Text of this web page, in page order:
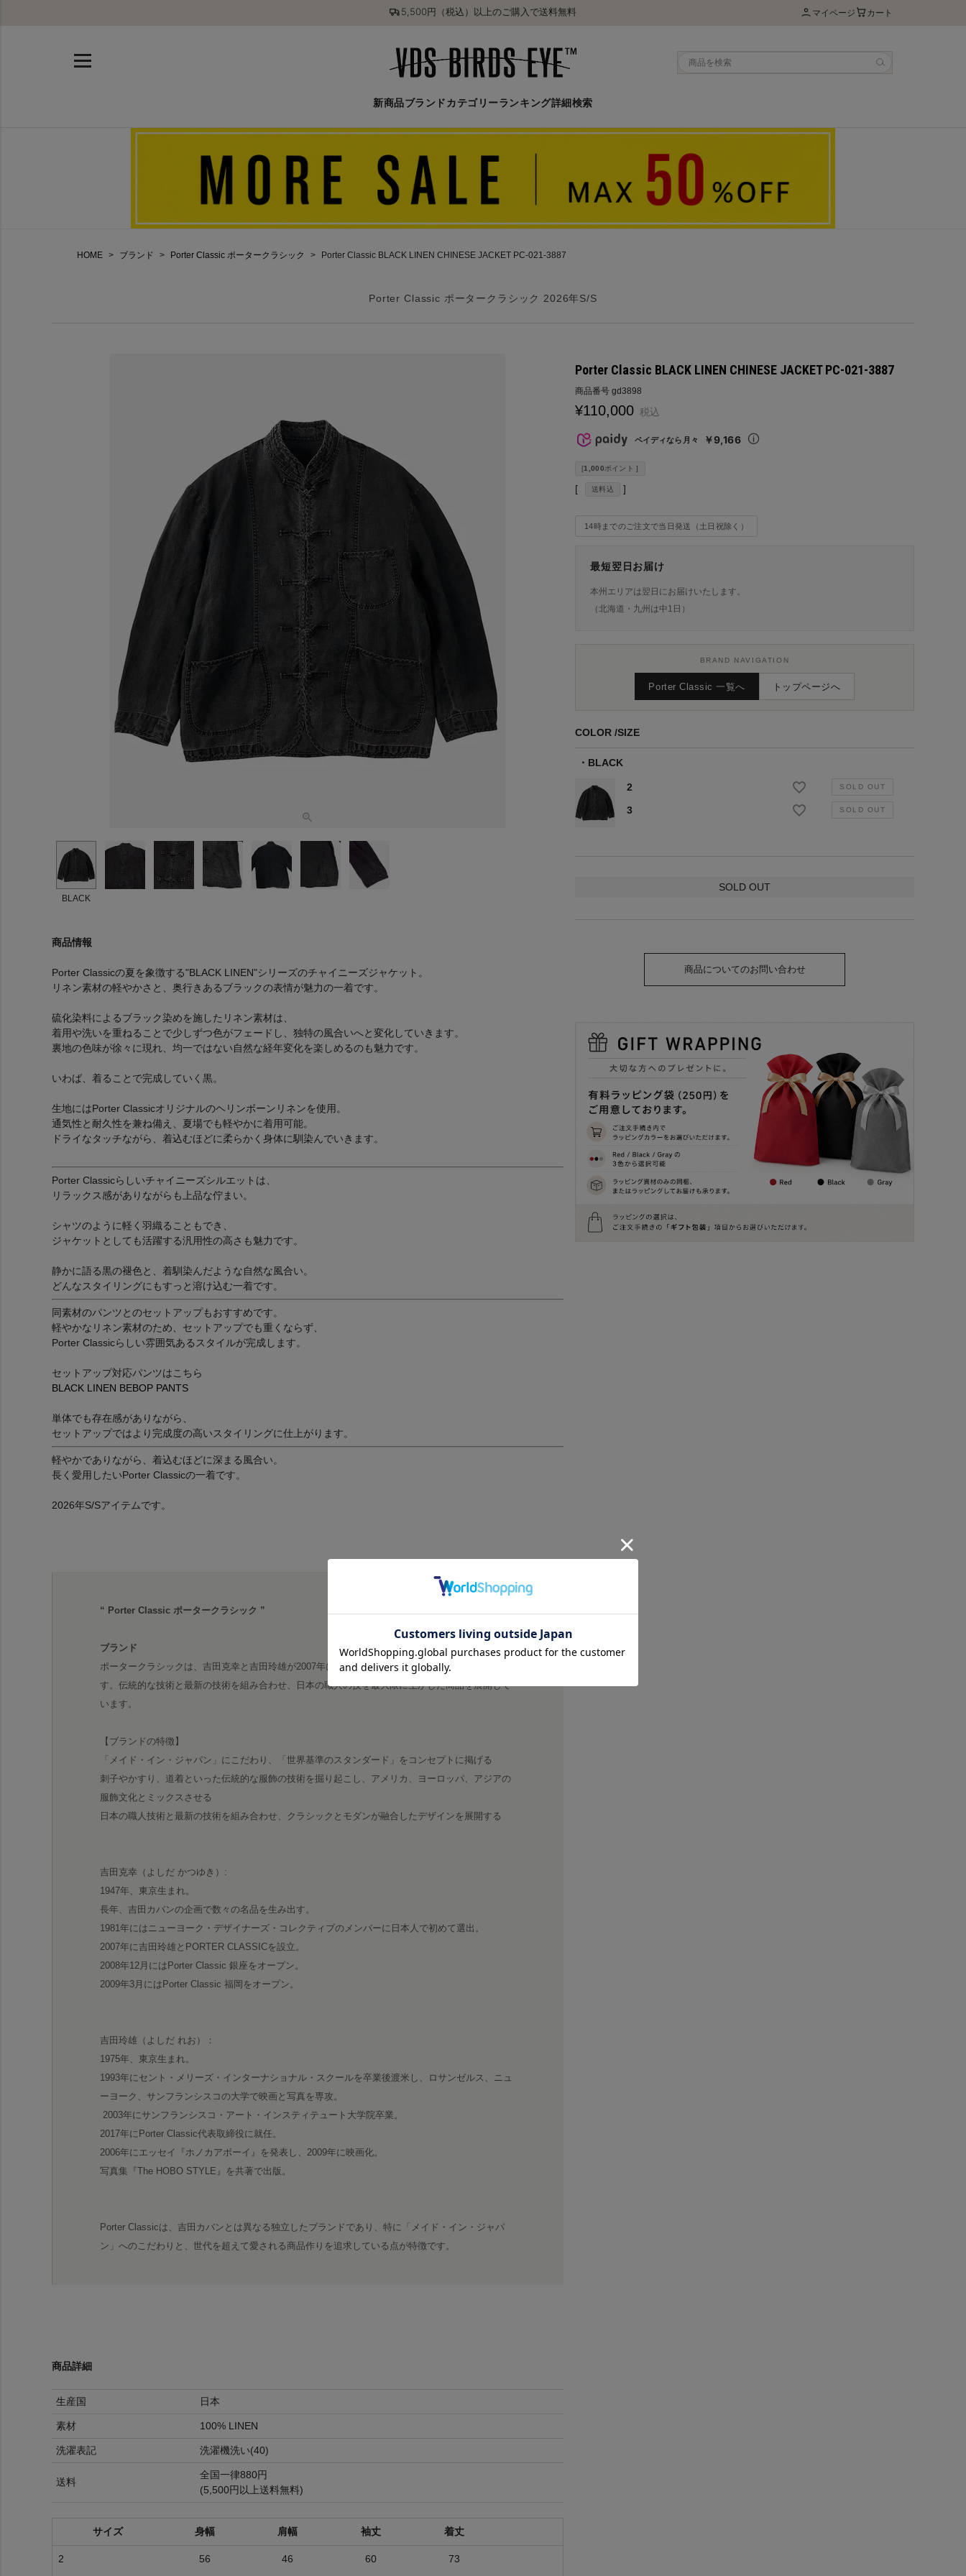
5,500円（税込）以上のご購入で送料無料 マイページ カート
新商品ブランド カテゴリーランキング詳細検索
HOME ブランド Porter Classic ポータークラシック Porter Classic BLACK LINEN CHINESE JACKET PC-021-3887
Porter Classic ポータークラシック 2026年S/S
BLACK
商品情報
Porter Classicの夏を象徴する"BLACK LINEN"シリーズのチャイニーズジャケット。
リネン素材の軽やかさと、奥行きあるブラックの表情が魅力の一着です。
硫化染料によるブラック染めを施したリネン素材は、
着用や洗いを重ねることで少しずつ色がフェードし、独特の風合いへと変化していきます。
裏地の色味が徐々に現れ、均一ではない自然な経年変化を楽しめるのも魅力です。
いわば、着ることで完成していく黒。
生地にはPorter Classicオリジナルのヘリンボーンリネンを使用。
通気性と耐久性を兼ね備え、夏場でも軽やかに着用可能。
ドライなタッチながら、着込むほどに柔らかく身体に馴染んでいきます。
Porter Classicらしいチャイニーズシルエットは、
リラックス感がありながらも上品な佇まい。
シャツのように軽く羽織ることもでき、
ジャケットとしても活躍する汎用性の高さも魅力です。
静かに語る黒の褪色と、着馴染んだような自然な風合い。
どんなスタイリングにもすっと溶け込む一着です。
同素材のパンツとのセットアップもおすすめです。
軽やかなリネン素材のため、セットアップでも重くならず、
Porter Classicらしい雰囲気あるスタイルが完成します。
セットアップ対応パンツはこちら
BLACK LINEN BEBOP PANTS
単体でも存在感がありながら、
セットアップではより完成度の高いスタイリングに仕上がります。
軽やかでありながら、着込むほどに深まる風合い。
長く愛用したいPorter Classicの一着です。
2026年S/Sアイテムです。
“ Porter Classic ポータークラシック ”
ブランド
ポータークラシックは、吉田克幸と吉田玲雄が2007年に設立した日本のファッションブランドで
す。伝統的な技術と最新の技術を組み合わせ、日本の職人の技を最大限に生かした商品を展開して
います。
【ブランドの特徴】
「メイド・イン・ジャパン」にこだわり、「世界基準のスタンダード」をコンセプトに掲げる
刺子やかすり、道着といった伝統的な服飾の技術を掘り起こし、アメリカ、ヨーロッパ、アジアの
服飾文化とミックスさせる
日本の職人技術と最新の技術を組み合わせ、クラシックとモダンが融合したデザインを展開する
吉田克幸（よしだ かつゆき）:
1947年、東京生まれ。
長年、吉田カバンの企画で数々の名品を生み出す。
1981年にはニューヨーク・デザイナーズ・コレクティブのメンバーに日本人で初めて選出。
2007年に吉田玲雄とPORTER CLASSICを設立。
2008年12月にはPorter Classic 銀座をオープン。
2009年3月にはPorter Classic 福岡をオープン。
吉田玲雄（よしだ れお）：
1975年、東京生まれ。
1993年にセント・メリーズ・インターナショナル・スクールを卒業後渡米し、ロサンゼルス、ニュ
ーヨーク、サンフランシスコの大学で映画と写真を専攻。
2003年にサンフランシスコ・アート・インスティテュート大学院卒業。
2017年にPorter Classic代表取締役に就任。
2006年にエッセイ『ホノカアボーイ』を発表し、2009年に映画化。
写真集『The HOBO STYLE』を共著で出版。
Porter Classicは、吉田カバンとは異なる独立したブランドであり、特に「メイド・イン・ジャパ
ン」へのこだわりと、世代を超えて愛される商品作りを追求している点が特徴です。
商品詳細
生産国 日本
素材 100% LINEN
洗濯表記 洗濯機洗い(40)
送料
全国一律880円
(5,500円以上送料無料)
サイズ 身幅 肩幅 袖丈 着丈
2 56 46 60 73
Porter Classic BLACK LINEN CHINESE JACKET PC-021-3887
商品番号 gd3898
¥110,000 税込
ペイディなら月々 ￥9,166
[1,000ポイント ]
送料込
14時までのご注文で当日発送（土日祝除く）
最短翌日お届け
本州エリアは翌日にお届けいたします。
（北海道・九州は中1日）
BRAND NAVIGATION
Porter Classic 一覧へ トップページへ
COLOR SIZE
BLACK
2
3
SOLD OUT
商品についてのお問い合わせ